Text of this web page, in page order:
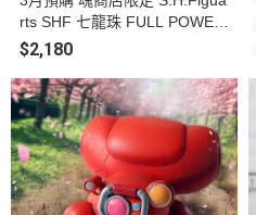
rts SHF 七龍珠 FULL POWER
弗力沙 -Battle Scarred Edition-
$2,180